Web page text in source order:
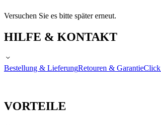
Versuchen Sie es bitte später erneut.
HILFE & KONTAKT
Bestellung & LieferungRetouren & Garantie
VORTEILE